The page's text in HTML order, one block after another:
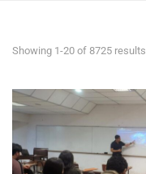
Showing 1-20 of 8725 results